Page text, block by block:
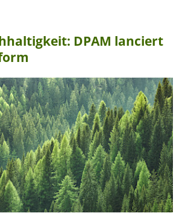
DPAM lanciert